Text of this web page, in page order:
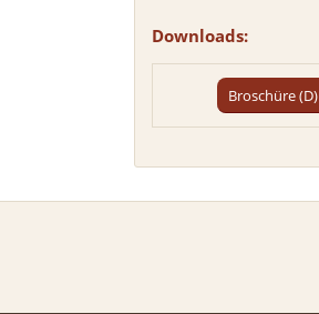
Downloads:
Broschüre (D)